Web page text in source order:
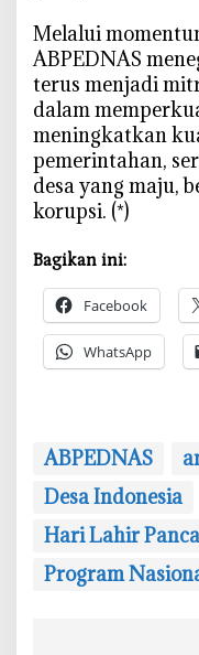
‎Melalui
ABPEDNAS
terus menjadi
dalam
meningkatkan
pemerintahan,
desa yang maju,
korupsi. (*)
Bagikan ini:
Facebook
WhatsApp
ABPEDNAS
Desa Indonesia
Hari Lahir
Program